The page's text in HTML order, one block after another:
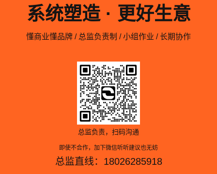
系统塑造 · 更好生意
懂商业懂品牌 / 总监负责制 / 小组作业 / 长期协作
总监负责，扫码沟通
即使不合作，加下微信听听建议也无妨
总监直线：18026285918